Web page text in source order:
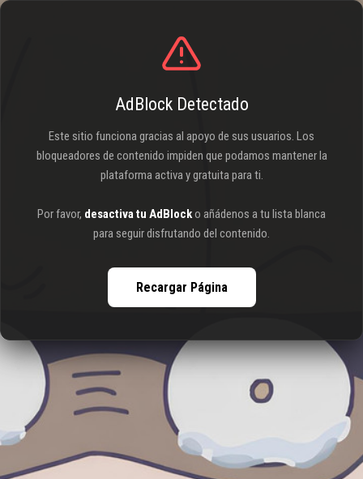
AdBlock Detectado
Este sitio funciona gracias al apoyo de sus usuarios. Los
bloqueadores de contenido impiden que podamos mantener la
plataforma activa y gratuita para ti.
Por favor, desactiva tu AdBlocko añádenos a tu lista blanca
para seguir disfrutando del contenido.
Recargar Página